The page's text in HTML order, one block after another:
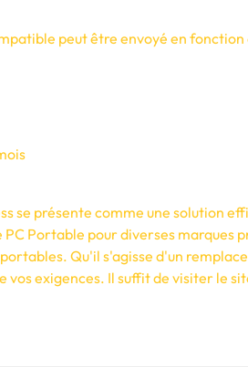
peut être envoyé en
se présente comme une solution
PC Portable pour diverses marques
Qu'il s'agisse d'un
vos exigences. Il suffit de visiter le